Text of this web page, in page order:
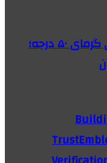
هشدار قرمز هواشناسی برای گرمای ۵۰ درجه؛